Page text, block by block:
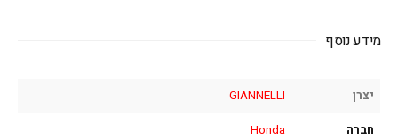
מידע נוסף
יצרן
GIANNELLI
חברה
Honda